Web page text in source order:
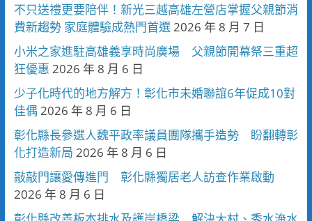
不只送禮更要陪伴！新光三越高雄左營店掌握父親節消
費新趨勢 家庭體驗成熱門首選2026 年 8 月 7 日
小米之家進駐高雄義享時尚廣場 父親節開幕祭三重超
狂優惠 2026 年 8 月 6 日
少子化時代的地方解方！彰化市未婚聯誼6年促成10對
佳偶 2026 年 8 月 6 日
彰化縣長參選人魏平政率議員團隊攜手造勢 盼翻轉彰
化打造新局 2026 年 8 月 6 日
敲敲門讓愛傳進門 彰化縣獨居老人訪查作業啟動
2026 年 8 月 6 日